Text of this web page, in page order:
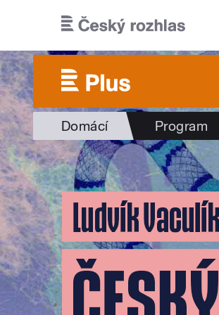
Domácí Program